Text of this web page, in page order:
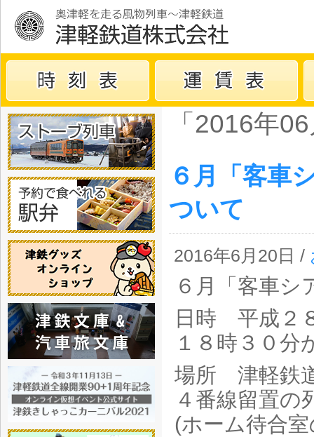
「2016年
６月「客車
ついて
2016年6月20日 /
６月「客車シ
日時 平成２
１８時３０分
場所 津軽鉄
４番線留置の
(ホーム待合